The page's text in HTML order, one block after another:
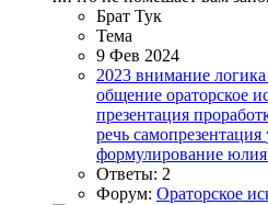
Брат Тук
Тема
9 Фев 2024
2023 внимание
общение ораторское
презентация
речь самопрезентация
формулирование юлия
Ответы: 2
Форум: Ораторское